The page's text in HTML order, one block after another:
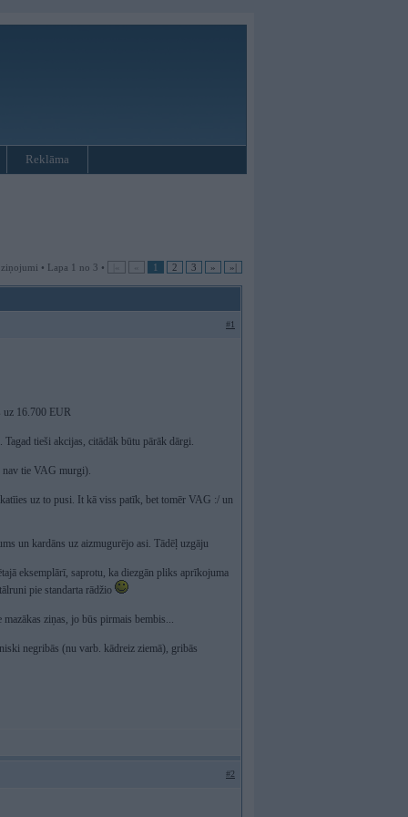
Reklāma
• Lapa 1 no 3 • |« « 1 2 3 » »|
#1
uz 16.700 EUR
tieši akcijas, citādāk būtu pārāk dārgi.
nav tie VAG murgi).
uz to pusi. It kā viss patīk, bet tomēr VAG :/ un
un kardāns uz aizmugurējo asi. Tādēļ uzgāju
eksemplārī, saprotu, ka diezgān pliks aprīkojuma
pie standarta rādžio
ziņas, jo būs pirmais bembis...
negribās (nu varb. kādreiz ziemā), gribās
#2